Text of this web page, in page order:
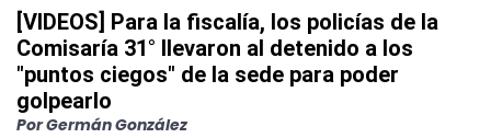
[VIDEOS] Para la fiscalía, los policías de la
Comisaría 31° llevaron al detenido a los
"puntos ciegos" de la sede para poder
golpearlo
PorGermán González